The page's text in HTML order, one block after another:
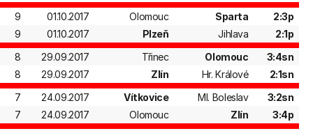
9
01.10.2017 Olomouc Sparta
2:3p
9
01.10.2017 Plzeň Jihlava
2:1p
8
29.09.2017 Třinec Olomouc
3:4sn
8
29.09.2017 Zlín Hr. Králové
2:1sn
7
24.09.2017 Vítkovice Ml. Boleslav
3:2sn
7
24.09.2017 Olomouc Zlín
3:4p